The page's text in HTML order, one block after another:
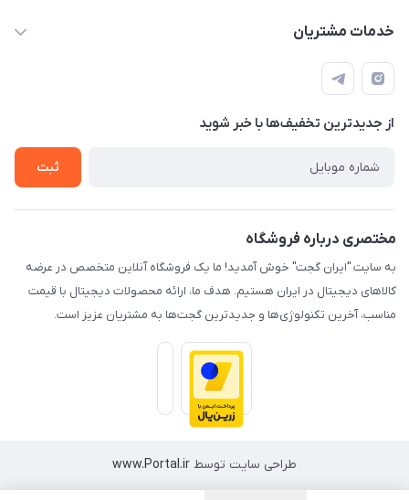
حساب کاربری
لیست محصولات
درباره ما
خدمات مشتریان
قوانین و مقررات
حریم خصوصی
راهنما
از جدید‌ترین تخفیف‌ها با‌ خبر شوید
ثبت
مختصری درباره فروشگاه
به سایت "ایران گجت" خوش آمدید! ما یک فروشگاه آنلاین متخصص در عرضه
کالاهای دیجیتال در ایران هستیم. هدف ما، ارائه محصولات دیجیتال با قیمت
مناسب، آخرین تکنولوژی‌ها و جدیدترین گجت‌ها به مشتریان عزیز است.
طراحی سایت توسط www.Portal.ir